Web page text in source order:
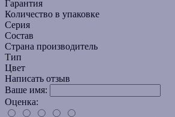
Гарантия
Количество в упаковке
Серия
Состав
Страна производитель
Тип
Цвет
Написать отзыв
Ваше имя:
Оценка: